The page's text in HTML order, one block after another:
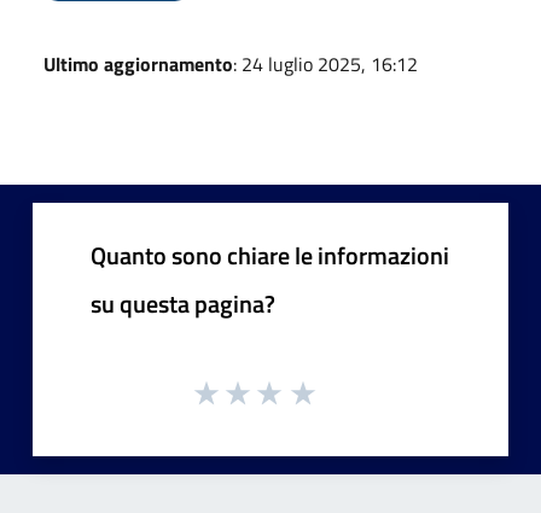
Ultimo aggiornamento: 24 luglio 2025, 16:12
Quanto sono chiare le informazioni
su questa pagina?